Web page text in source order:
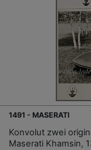
1491 - MASERATI
Konvolut zwei
Maserati Khamsin,